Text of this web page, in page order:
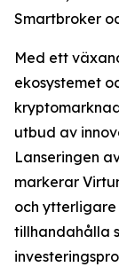
Smartbroker
Med ett
ekosystemet
utbud av
Lanseringen
markerar
och
tillhandahålla